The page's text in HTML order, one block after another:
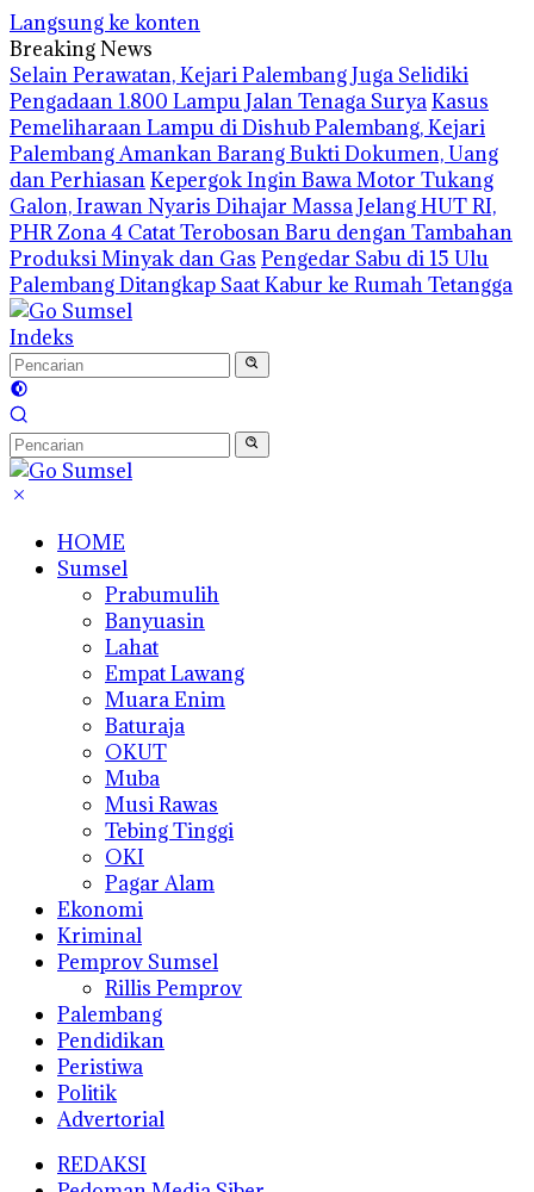
Langsung ke konten
Breaking News
Selain Perawatan, Kejari Palembang Juga Selidiki
Pengadaan 1.800 Lampu Jalan Tenaga SuryaKasus
Pemeliharaan Lampu di Dishub Palembang, Kejari
Palembang Amankan Barang Bukti Dokumen, Uang
dan PerhiasanKepergok Ingin Bawa Motor Tukang
Galon, Irawan Nyaris Dihajar MassaJelang HUT RI,
PHR Zona 4 Catat Terobosan Baru dengan Tambahan
Produksi Minyak dan Gas Pengedar Sabu di 15 Ulu
Palembang Ditangkap Saat Kabur ke Rumah Tetangga
Indeks
HOME
Sumsel
Prabumulih
Banyuasin
Lahat
Empat Lawang
Muara Enim
Baturaja
OKUT
Muba
Musi Rawas
Tebing Tinggi
OKI
Pagar Alam
Ekonomi
Kriminal
Pemprov Sumsel
Rillis Pemprov
Palembang
Pendidikan
Peristiwa
Politik
Advertorial
REDAKSI